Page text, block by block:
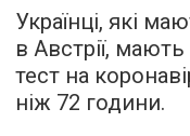
Українці, які
в Австрії,
тест на
ніж 72 години.